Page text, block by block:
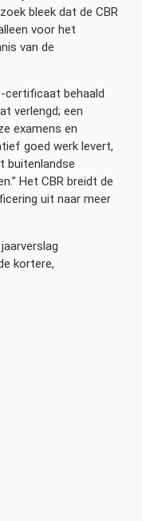
bleek dat de CBR
voor het
van de
certificaat behaald
verlengd; een
examens en
goed werk levert,
buitenlandse
Het CBR breidt de
uit naar meer
kortere,